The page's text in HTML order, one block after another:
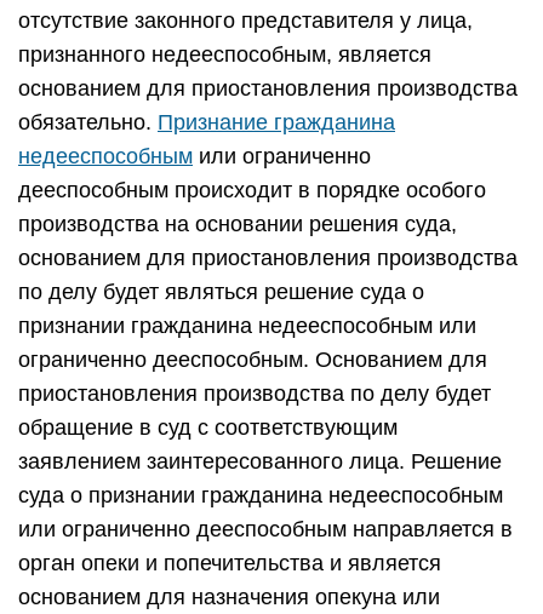
отсутствие законного представителя у лица,
признанного недееспособным, является
основанием для приостановления производства
обязательно. Признание гражданина
недееспособным или ограниченно
дееспособным происходит в порядке особого
производства на основании решения суда,
основанием для приостановления производства
по делу будет являться решение суда о
признании гражданина недееспособным или
ограниченно дееспособным. Основанием для
приостановления производства по делу будет
обращение в суд с соответствующим
заявлением заинтересованного лица. Решение
суда о признании гражданина недееспособным
или ограниченно дееспособным направляется в
орган опеки и попечительства и является
основанием для назначения опекуна или